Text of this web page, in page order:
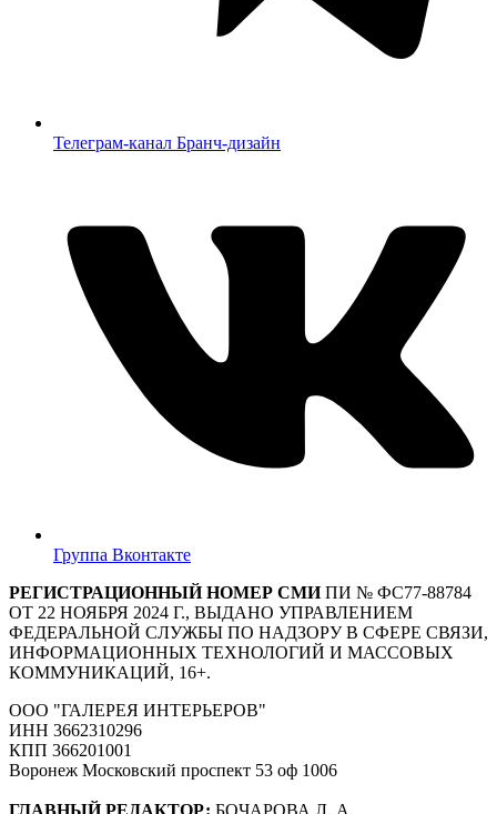
Телеграм-канал Бранч-дизайн
Группа Вконтакте
РЕГИСТРАЦИОННЫЙ НОМЕР СМИПИ № ФС77-88784
ОТ 22 НОЯБРЯ 2024 Г., ВЫДАНО УПРАВЛЕНИЕМ
ФЕДЕРАЛЬНОЙ СЛУЖБЫ ПО НАДЗОРУ В СФЕРЕ СВЯЗИ,
ИНФОРМАЦИОННЫХ ТЕХНОЛОГИЙ И МАССОВЫХ
КОММУНИКАЦИЙ, 16+.
ООО "ГАЛЕРЕЯ ИНТЕРЬЕРОВ"
ИНН 3662310296
КПП 366201001
Воронеж Московский проспект 53 оф 1006
ГЛАВНЫЙ РЕДАКТОР: БОЧАРОВА Л. А.